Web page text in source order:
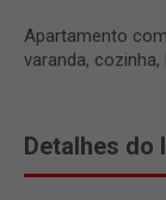
Apartamento
varanda, cozinha,
Detalhes do